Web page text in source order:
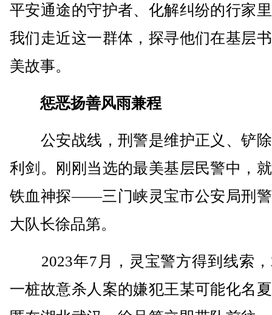
平安通途的守护者、化解纠纷的行家
我们走近这一群体，探寻他们在基层
美故事。
惩恶扬善风雨兼程
公安战线，刑警是维护正义、铲
利剑。刚刚当选的最美基层民警中，
铁血神探——三门峡灵宝市公安局刑
大队长徐品第。
2023年7月，灵宝警方得到线索，
一桩故意杀人案的嫌犯王某可能化名